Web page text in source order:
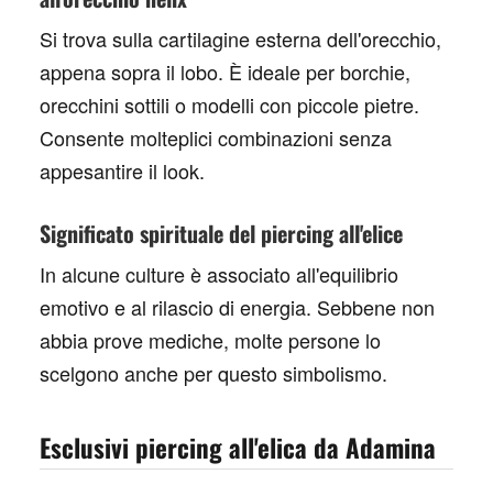
Si trova sulla cartilagine esterna dell'orecchio,
appena sopra il lobo. È ideale per borchie,
orecchini sottili o modelli con piccole pietre.
Consente molteplici combinazioni senza
appesantire il look.
Significato spirituale del piercing all'elice
In alcune culture è associato all'equilibrio
emotivo e al rilascio di energia. Sebbene non
abbia prove mediche, molte persone lo
scelgono anche per questo simbolismo.
Esclusivi piercing all'elica da Adamina